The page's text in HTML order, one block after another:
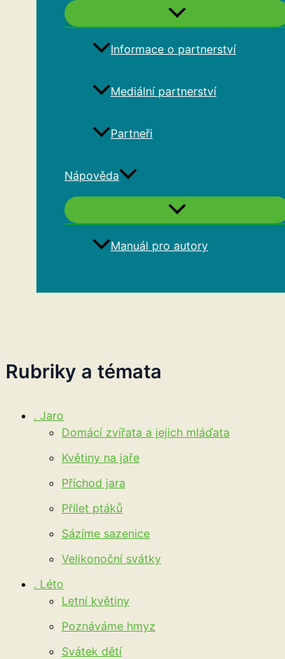
Informace o partnerství
Mediální partnerství
Partneři
Nápověda
Manuál pro autory
Rubriky a témata
. Jaro
Domácí zvířata a jejich mláďata
Květiny na jaře
Příchod jara
Přílet ptáků
Sázíme sazenice
Velikonoční svátky
. Léto
Letní květiny
Poznáváme hmyz
Svátek dětí